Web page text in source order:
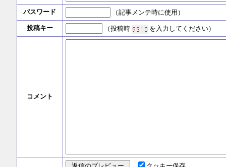
パスワード （記事メンテ時に使用）
投稿キー （投稿時 を入力してください）
コメント